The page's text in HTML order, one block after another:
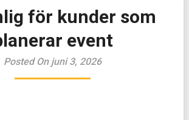
för kunder som
event
Posted On juni 3, 2026